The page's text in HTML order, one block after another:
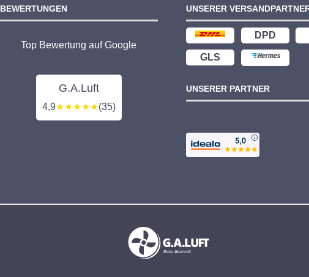
BEWERTUNGEN
Top Bewertung auf Google
G.A.Luft
4,9★★★★★(35)
UNSERER
DPD
GLS
UNSERER PARTNER